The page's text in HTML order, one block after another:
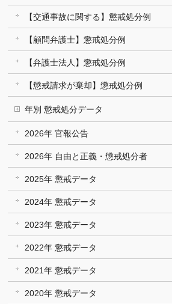
【交通事故に関する】懲戒処分例
【顧問弁護士】懲戒処分例
【弁護士法人】懲戒処分例
【懲戒請求が棄却】懲戒処分例
年別 懲戒処分データ
2026年 官報公告
2026年 自由と正義・懲戒処分者
2025年 懲戒データ
2024年 懲戒データ
2023年 懲戒データ
2022年 懲戒データ
2021年 懲戒データ
2020年 懲戒データ